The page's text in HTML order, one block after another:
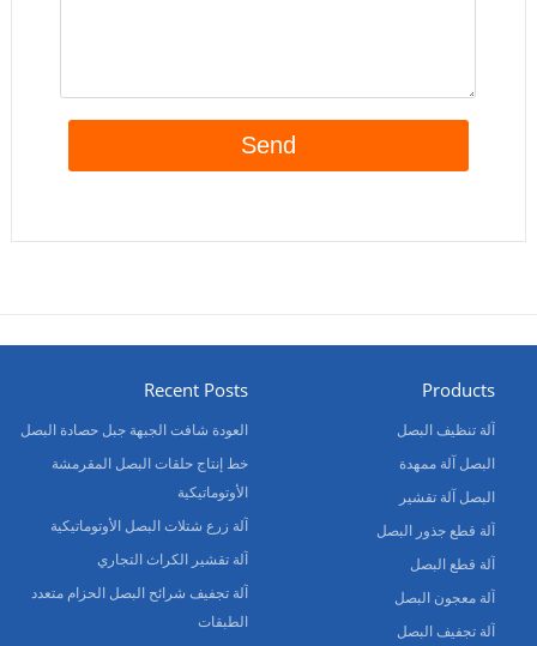
Recent Posts
العودة شافت الجبهة جبل حصادة البصل
خط إنتاج حلقات البصل المقرمشة
الأوتوماتيكية
آلة زرع شتلات البصل الأوتوماتيكية
آلة تقشير الكراث التجاري
آلة تجفيف شرائح البصل الحزام متعدد
الطبقات
Products
آلة تنظيف البصل
البصل آلة ممهدة
البصل آلة تقشير
آلة قطع جذور البصل
آلة قطع البصل
آلة معجون البصل
آلة تجفيف البصل